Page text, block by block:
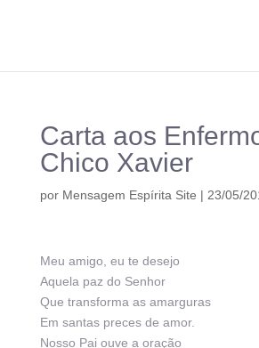
Carta aos
Chico Xavier
por Mensagem Espírita Site | 23/05/
Meu amigo, eu te desejo
Aquela paz do Senhor
Que transforma as amarguras
Em santas preces de amor.
Nosso Pai ouve a oração